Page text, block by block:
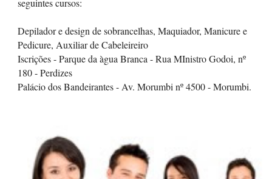
seguintes cursos:
Depilador e design de sobrancelhas, Maquiador, Manicure e
Pedicure, Auxiliar de Cabeleireiro
Iscrições - Parque da àgua Branca - Rua MInistro Godoi, nº
180 - Perdizes
Palácio dos Bandeirantes - Av. Morumbi nº 4500 - Morumbi.